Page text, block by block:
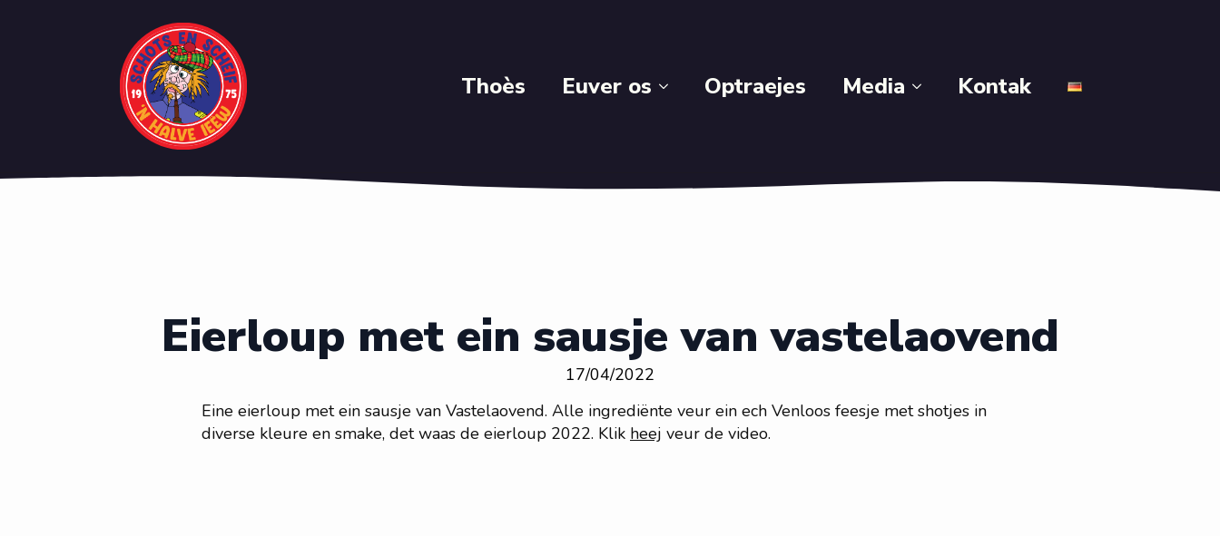
Thoès Euver os Optraejes Media Kontak
Eierloup met ein sausje van vastelaovend
17/04/2022
Eine eierloup met ein sausje van Vastelaovend. Alle ingrediënte veur ein ech Venloos feesje met shotjes in
diverse kleure en smake, det waas de eierloup 2022. Klik heej veur de video.